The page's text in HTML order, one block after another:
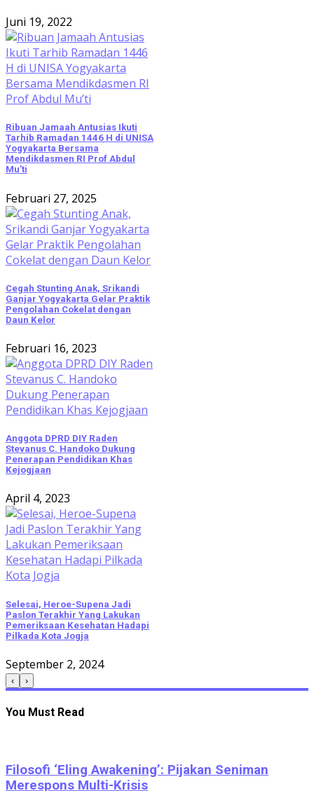
Juni 19, 2022
Ribuan Jamaah Antusias Ikuti
Tarhib Ramadan 1446 H di UNISA
Yogyakarta Bersama
Mendikdasmen RI Prof Abdul
Mu’ti
Februari 27, 2025
Cegah Stunting Anak, Srikandi
Ganjar Yogyakarta Gelar Praktik
Pengolahan Cokelat dengan
Daun Kelor
Februari 16, 2023
Anggota DPRD DIY Raden
Stevanus C. Handoko Dukung
Penerapan Pendidikan Khas
Kejogjaan
April 4, 2023
Selesai, Heroe-Supena Jadi
Paslon Terakhir Yang Lakukan
Pemeriksaan Kesehatan Hadapi
Pilkada Kota Jogja
September 2, 2024
‹ ›
You Must Read
Filosofi ‘Eling Awakening’: Pijakan Seniman
Merespons Multi-Krisis